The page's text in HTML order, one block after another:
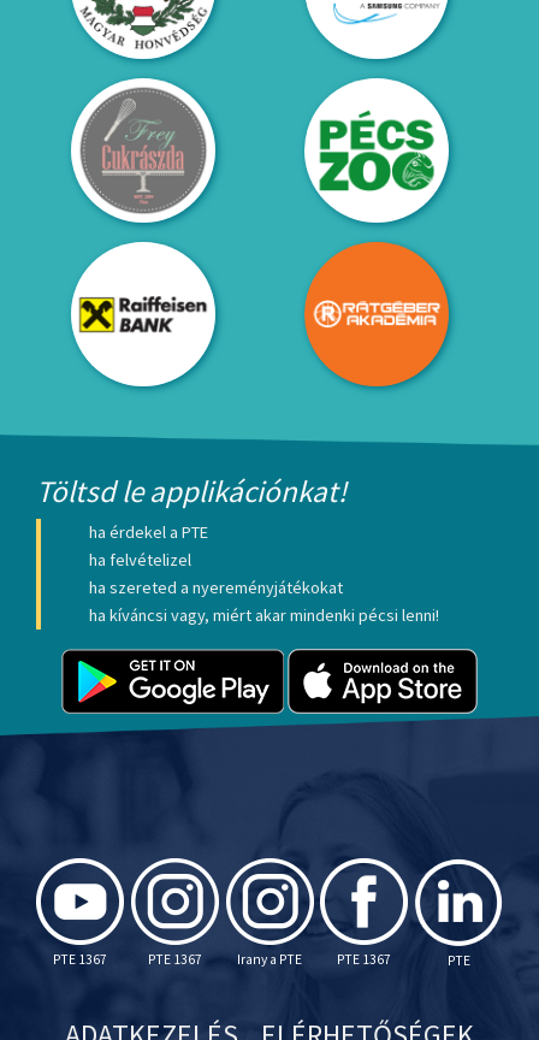
Töltsd le applikációnkat!
ha érdekel a PTE
ha felvételizel
ha szereted a nyereményjátékokat
ha kíváncsi vagy, miért akar mindenki pécsi lenni!
PTE 1367 PTE 1367 Irany a PTE PTE 1367 PTE